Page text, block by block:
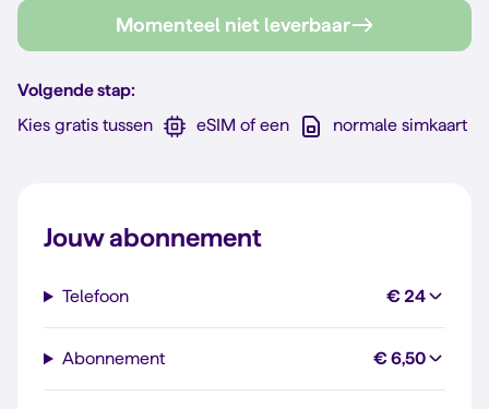
Momenteel niet leverbaar
Volgende stap:
Kies gratis tussen
eSIM of een normale simkaart
Jouw abonnement
Telefoon € 24
Abonnement € 6,50